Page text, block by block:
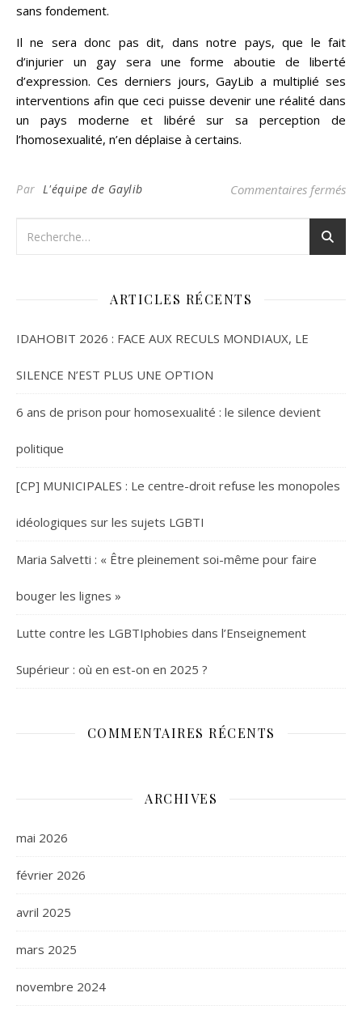
sans fondement.
Il ne sera donc pas dit, dans notre pays, que le fait
d’injurier un gay sera une forme aboutie de liberté
d’expression. Ces derniers jours, GayLib a multiplié ses
interventions afin que ceci puisse devenir une réalité dans
un pays moderne et libéré sur sa perception de
l’homosexualité, n’en déplaise à certains.
Par L'équipe de Gaylib Commentaires fermés
ARTICLES RÉCENTS
IDAHOBIT 2026 : FACE AUX RECULS MONDIAUX, LE
SILENCE N’EST PLUS UNE OPTION
6 ans de prison pour homosexualité : le silence devient
politique
[CP] MUNICIPALES : Le centre-droit refuse les monopoles
idéologiques sur les sujets LGBTI
Maria Salvetti : « Être pleinement soi-même pour faire
bouger les lignes »
Lutte contre les LGBTIphobies dans l’Enseignement
Supérieur : où en est-on en 2025 ?
COMMENTAIRES RÉCENTS
ARCHIVES
mai 2026
février 2026
avril 2025
mars 2025
novembre 2024